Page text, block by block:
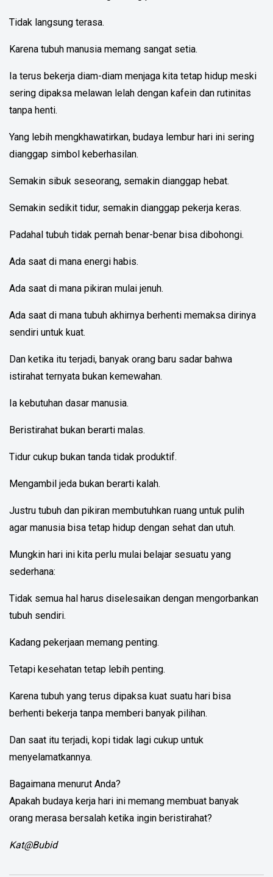
Tidak langsung terasa.
Karena tubuh manusia memang sangat setia.
Ia terus bekerja diam-diam menjaga kita tetap hidup meski
sering dipaksa melawan lelah dengan kafein dan rutinitas
tanpa henti.
Yang lebih mengkhawatirkan, budaya lembur hari ini sering
dianggap simbol keberhasilan.
Semakin sibuk seseorang, semakin dianggap hebat.
Semakin sedikit tidur, semakin dianggap pekerja keras.
Padahal tubuh tidak pernah benar-benar bisa dibohongi.
Ada saat di mana energi habis.
Ada saat di mana pikiran mulai jenuh.
Ada saat di mana tubuh akhirnya berhenti memaksa dirinya
sendiri untuk kuat.
Dan ketika itu terjadi, banyak orang baru sadar bahwa
istirahat ternyata bukan kemewahan.
Ia kebutuhan dasar manusia.
Beristirahat bukan berarti malas.
Tidur cukup bukan tanda tidak produktif.
Mengambil jeda bukan berarti kalah.
Justru tubuh dan pikiran membutuhkan ruang untuk pulih
agar manusia bisa tetap hidup dengan sehat dan utuh.
Mungkin hari ini kita perlu mulai belajar sesuatu yang
sederhana:
Tidak semua hal harus diselesaikan dengan mengorbankan
tubuh sendiri.
Kadang pekerjaan memang penting.
Tetapi kesehatan tetap lebih penting.
Karena tubuh yang terus dipaksa kuat suatu hari bisa
berhenti bekerja tanpa memberi banyak pilihan.
Dan saat itu terjadi, kopi tidak lagi cukup untuk
menyelamatkannya.
Bagaimana menurut Anda?
Apakah budaya kerja hari ini memang membuat banyak
orang merasa bersalah ketika ingin beristirahat?
Kat@Bubid